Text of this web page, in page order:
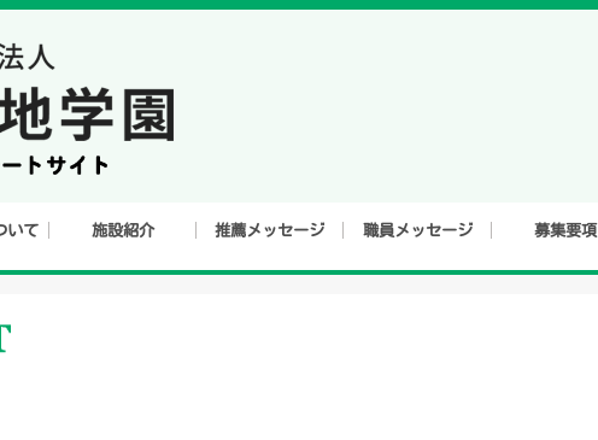
いて 施設紹介 推薦メッセージ 職員メッセージ 募集要項